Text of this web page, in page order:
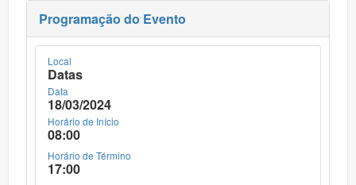
Programação do Evento
Local
Datas
Data
18/03/2024
Horário de Início
08:00
Horário de Término
17:00